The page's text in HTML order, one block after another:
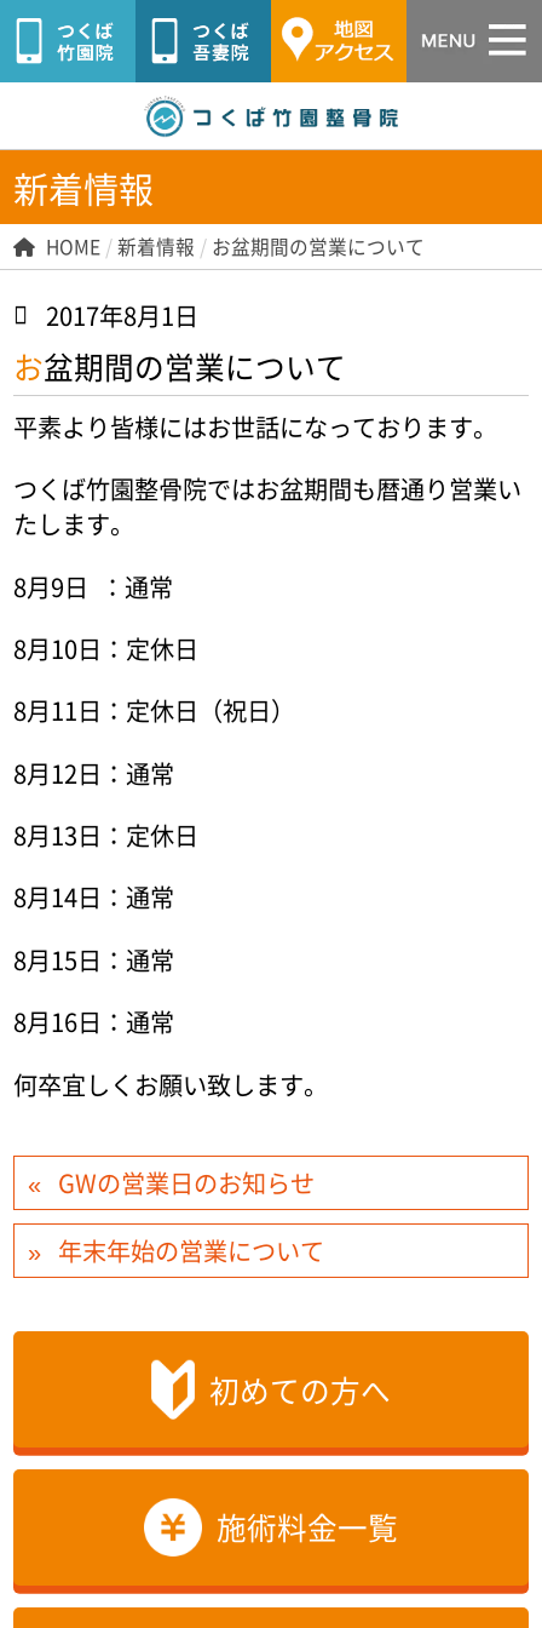
新着情報
HOME /新着情報 / お盆期間の営業について
2017年8月1日
お盆期間の営業について
平素より皆様にはお世話になっております。
つくば竹園整骨院ではお盆期間も暦通り営業い
たします。
8月9日 ：通常
8月10日：定休日
8月11日：定休日（祝日）
8月12日：通常
8月13日：定休日
8月14日：通常
8月15日：通常
8月16日：通常
何卒宜しくお願い致します。
GWの営業日のお知らせ
年末年始の営業について
初めての方へ
施術料金一覧